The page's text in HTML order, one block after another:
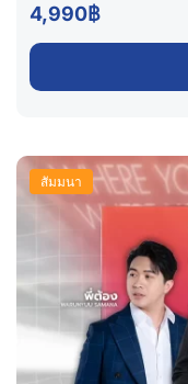
4,990฿
สัมมนา